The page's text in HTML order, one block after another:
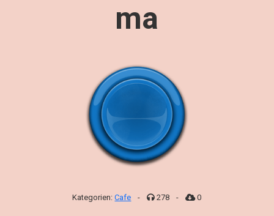
ma
Kategorien:Cafe - 278 - 0